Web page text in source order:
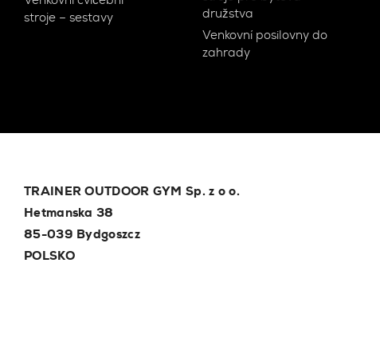
stroje – sestavy
družstva
Venkovní posilovny do
zahrady
TRAINER OUTDOOR GYM Sp. z o o.
Hetmanska 38
85-039 Bydgoszcz
POLSKO